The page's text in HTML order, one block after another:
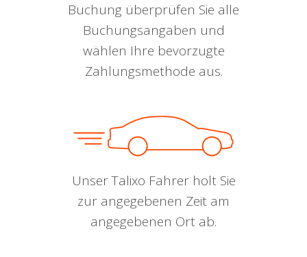
Buchung überprüfen Sie alle
Buchungsangaben und
wählen Ihre bevorzugte
Zahlungsmethode aus.
Unser Talixo Fahrer holt Sie
zur angegebenen Zeit am
angegebenen Ort ab.